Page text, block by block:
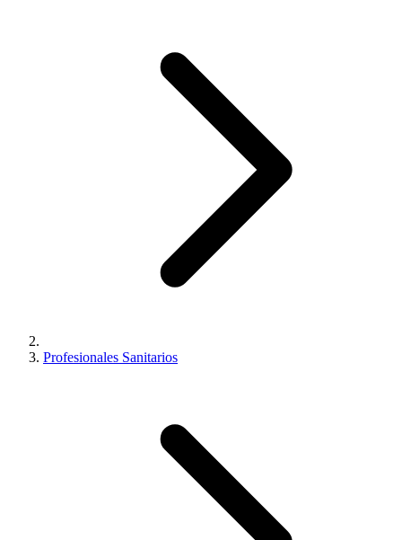
Profesionales Sanitarios